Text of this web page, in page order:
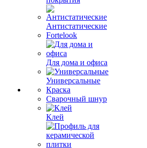
Антистатические
Fortelook
Для дома и офиса
Универсальные
Краска
Сварочный шнур
Клей